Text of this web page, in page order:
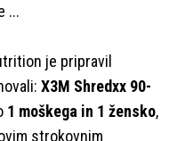
...
je pripravil
X3M Shredxx 90-
1 moškega in 1 žensko,
strokovnim